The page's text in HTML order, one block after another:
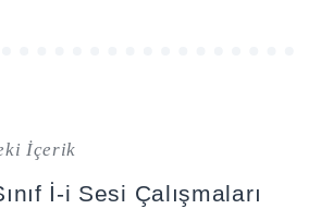
İçerik
İ-i Sesi Çalışmaları